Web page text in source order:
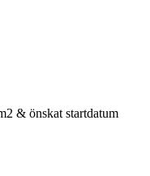
& önskat startdatum